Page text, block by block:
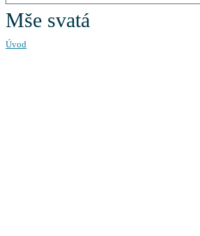
Mše svatá
Úvod